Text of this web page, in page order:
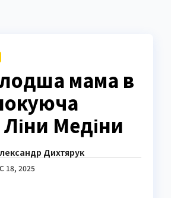
мама в
Ліни Медіни
Дихтярук
18, 2025